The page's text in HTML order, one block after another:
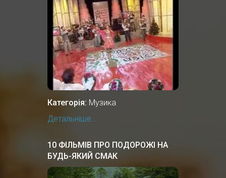
Категорія: Музика
Детальніше...
10 ФІЛЬМІВ ПРО ПОДОРОЖІ НА
БУДЬ-ЯКИЙ СМАК